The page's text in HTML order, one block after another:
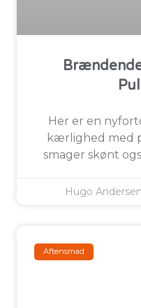
Her er en
kærlighed med
smager skønt
Hugo Andersen
Aftensmad